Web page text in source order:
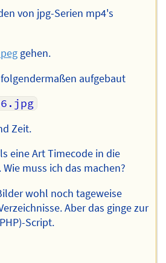
von jpg-Serien mp4's
gehen.
aufgebaut
Zeit.
eine Art Timecode in die
muss ich das machen?
wohl noch tageweise
Aber das ginge zur
Script.